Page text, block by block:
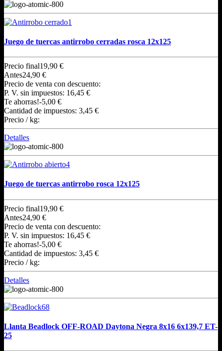
Juego de tuercas antirrobo cerradas rosca 12x125
Precio final19,90 €
Antes24,90 €
Precio de venta con descuento:
P. V. sin impuestos: 16,45 €
Te ahorras!-5,00 €
Cantidad de impuestos: 3,45 €
Precio / kg:
Detalles
Juego de tuercas antirrobo rosca 12x125
Precio final19,90 €
Antes24,90 €
Precio de venta con descuento:
P. V. sin impuestos: 16,45 €
Te ahorras!-5,00 €
Cantidad de impuestos: 3,45 €
Precio / kg:
Detalles
Llanta Beadlock OFF-ROAD Daytona Negra 8x16 6x139,7 ET-
25